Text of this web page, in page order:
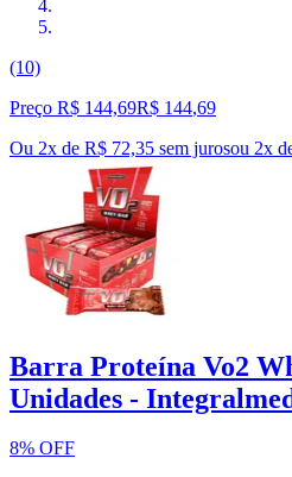
(10)
Preço R$ 144,69R$ 144,69
Ou 2x de R$ 72,35 sem jurosou 2x
Barra Proteína Vo2
Unidades -
8% OFF